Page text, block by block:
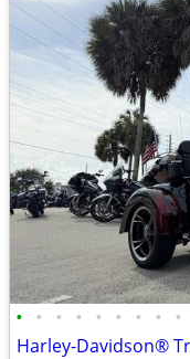
• • • • • • • • •